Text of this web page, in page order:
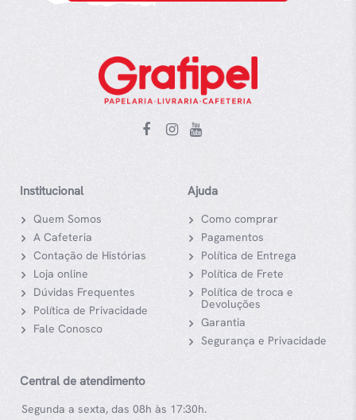
Institucional
Quem Somos
A Cafeteria
Contação de Histórias
Loja online
Dúvidas Frequentes
Política de Privacidade
Fale Conosco
Ajuda
Como comprar
Pagamentos
Política de Entrega
Política de Frete
Política de troca e
Devoluções
Garantia
Segurança e Privacidade
Central de atendimento
Segunda a sexta, das 08h às 17:30h.